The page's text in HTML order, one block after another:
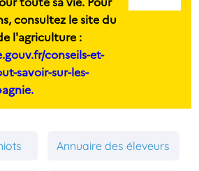
consultez le site du
l'agriculture :
conseils-et-
savoir-sur-les-
Annuaire des éleveurs